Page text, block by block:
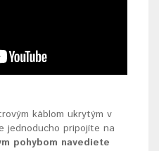
káblom ukrytým v
jednoducho pripojíte na
pohybom navediete